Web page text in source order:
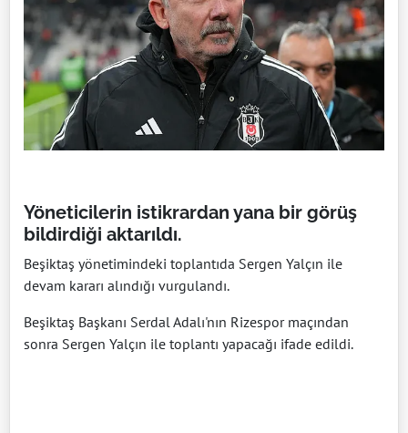
Yöneticilerin istikrardan yana bir görüş
bildirdiği aktarıldı.
Beşiktaş yönetimindeki toplantıda Sergen Yalçın ile
devam kararı alındığı vurgulandı.
Beşiktaş Başkanı Serdal Adalı'nın Rizespor maçından
sonra Sergen Yalçın ile toplantı yapacağı ifade edildi.